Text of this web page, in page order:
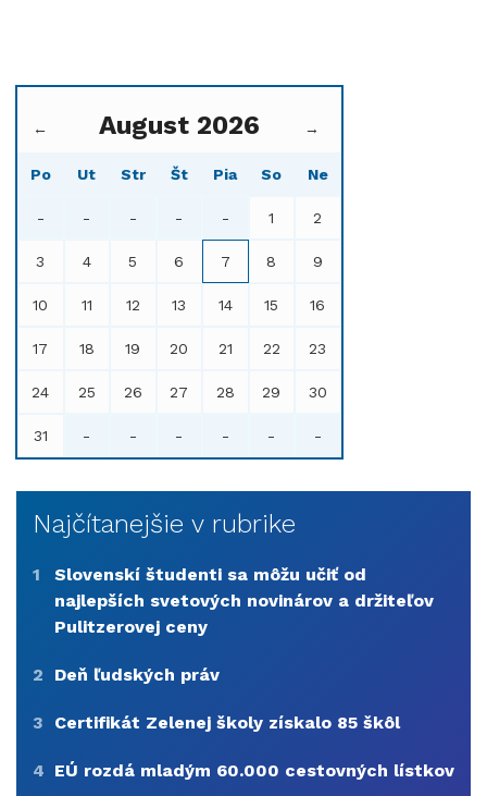
← August 2026 →
Po Ut Str Št Pia So Ne
- - - - - 1 2
3 4 5 6 7 8 9
10 11 12 13 14 15 16
17 18 19 20 21 22 23
24 25 26 27 28 29 30
31 - - - - - -
Najčítanejšie v rubrike
1
Slovenskí študenti sa môžu učiť od
najlepších svetových novinárov a držiteľov
Pulitzerovej ceny
2 Deň ľudských práv
3 Certifikát Zelenej školy získalo 85 škôl
4 EÚ rozdá mladým 60.000 cestovných lístkov